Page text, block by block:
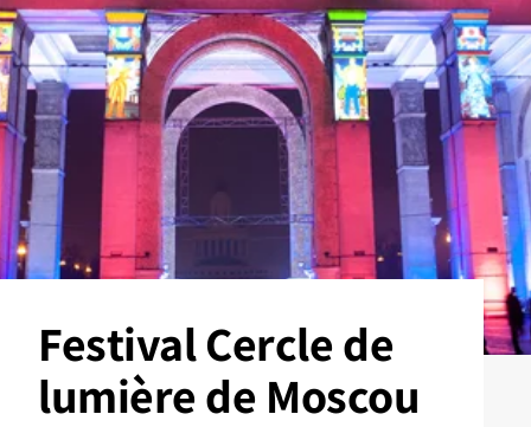
Festival Cercle de
lumière de Moscou